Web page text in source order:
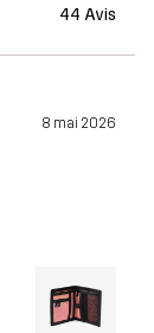
44 Avis
8 mai 2026